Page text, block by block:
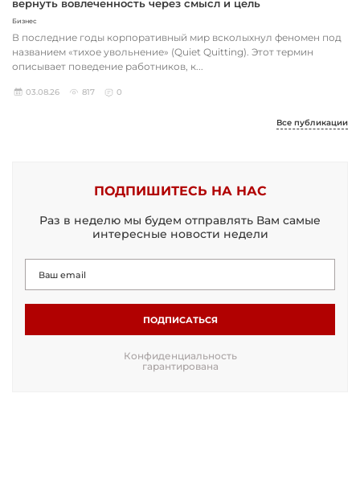
вернуть вовлеченность через смысл и цель
Бизнес
В последние годы корпоративный мир всколыхнул феномен под
названием «тихое увольнение» (Quiet Quitting). Этот термин
описывает поведение работников, к...
03.08.26 817 0
Все публикации
ПОДПИШИТЕСЬ НА НАС
Раз в неделю мы будем отправлять Вам самые
интересные новости недели
ПОДПИСАТЬСЯ
Конфиденциальность
гарантирована